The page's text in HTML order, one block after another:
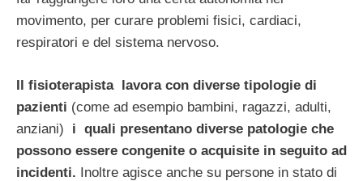
movimento, per curare problemi fisici, cardiaci,
respiratori e del sistema nervoso.
Il fisioterapista lavora con diverse tipologie di
pazienti (come ad esempio bambini, ragazzi, adulti,
anziani)
i quali presentano diverse patologie che
possono essere congenite o acquisite in seguito ad
incidenti. Inoltre agisce anche su persone in stato di